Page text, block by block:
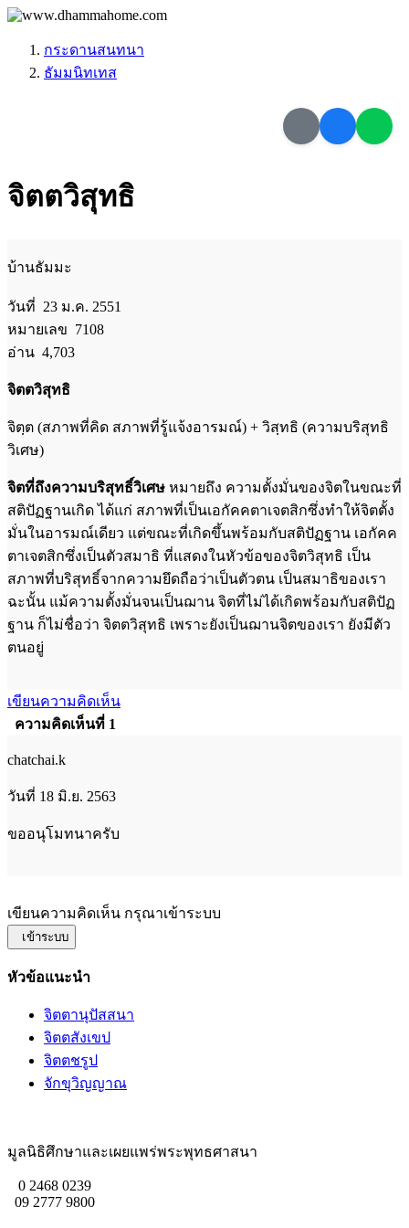
กระดานสนทนา
ธัมมนิทเทส
จิตตวิสุทธิ
บ้านธัมมะ
วันที่ 23 ม.ค. 2551
หมายเลข 7108
อ่าน 4,703
จิตตวิสุทธิ
จิตฺต (สภาพที่คิด สภาพที่รู้แจ้งอารมณ์) + วิสฺทธิ (ความบริสุทธิ
วิเศษ)
จิตที่ถึงความบริสุทธิ์วิเศษ หมายถึง ความตั้งมั่นของจิตในขณะที่
สติปัฏฐานเกิด ได้แก่ สภาพที่เป็นเอกัคคตาเจตสิกซึ่งทำให้จิตตั้ง
มั่นในอารมณ์เดียว แต่ขณะที่เกิดขึ้นพร้อมกับสติปัฏฐาน เอกัคค
ตาเจตสิกซึ่งเป็นตัวสมาธิ ที่แสดงในหัวข้อของจิตวิสุทธิ เป็น
สภาพที่บริสุทธิ์จากความยึดถือว่าเป็นตัวตน เป็นสมาธิของเรา
ฉะนั้น แม้ความตั้งมั่นจนเป็นฌาน จิตที่ไม่ได้เกิดพร้อมกับสติปัฏ
ฐาน ก็ไม่ชื่อว่า จิตตวิสุทธิ เพราะยังเป็นฌานจิตของเรา ยังมีตัว
ตนอยู่
เขียนความคิดเห็น
ความคิดเห็นที่ 1
chatchai.k
วันที่ 18 มิ.ย. 2563
ขออนุโมทนาครับ
เขียนความคิดเห็น กรุณาเข้าระบบ
เข้าระบบ
หัวข้อแนะนำ
จิตตานุปัสสนา
จิตตสังเขป
จิตตชรูป
จักขุวิญญาณ
มูลนิธิศึกษาและเผยแพร่พระพุทธศาสนา
0 2468 0239
09 2777 9800